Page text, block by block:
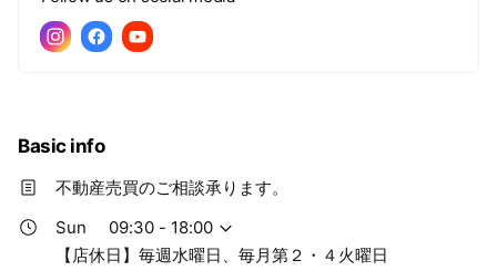
Basic info
不動産売買のご相談承ります。
Sun
09:30 - 18:00
【店休日】毎週水曜日、毎月第２・４火曜日